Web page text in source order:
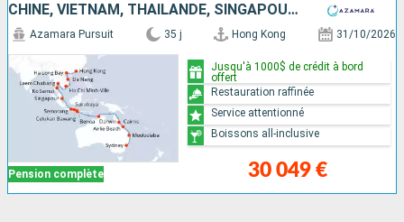
CHINE, VIETNAM, THAÏLANDE, SINGAPOUR, INDONÉSIE, AUSTRALIE
Pension complète
Azamara Pursuit 35 j Hong Kong 31/10/2026
30 049 €
Jusqu'à 1000$ de crédit à bord
offert
Restauration raffinée
Service attentionné
Boissons all-inclusive